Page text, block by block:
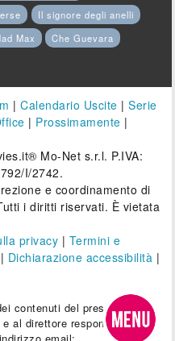
Il signore degli anelli
Max
Che Guevara
|Calendario Uscite |Serie
| Prossimamente |
Mo-Net s.r.l. P.IVA:
I/2742.
e coordinamento di
i diritti riservati. È vietata
privacy | Termini e
| Dichiarazione accessibilità |
contenuti del presente sito
al direttore responsabile.